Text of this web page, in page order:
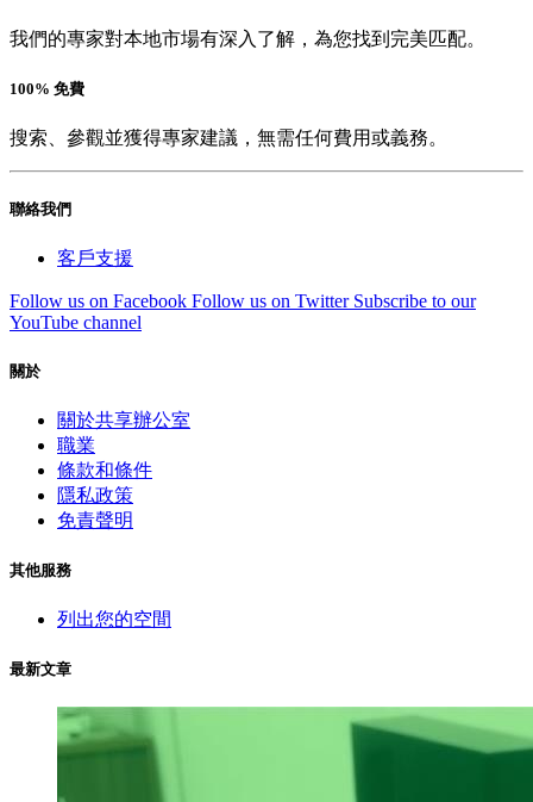
我們的專家對本地市場有深入了解，為您找到完美匹配。
100% 免費
搜索、參觀並獲得專家建議，無需任何費用或義務。
聯絡我們
客戶支援
Follow us on Facebook Follow us on Twitter Subscribe to our
YouTube channel
關於
關於共享辦公室
職業
條款和條件
隱私政策
免責聲明
其他服務
列出您的空間
最新文章